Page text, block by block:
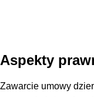
Aspekty
Zawarcie umowy